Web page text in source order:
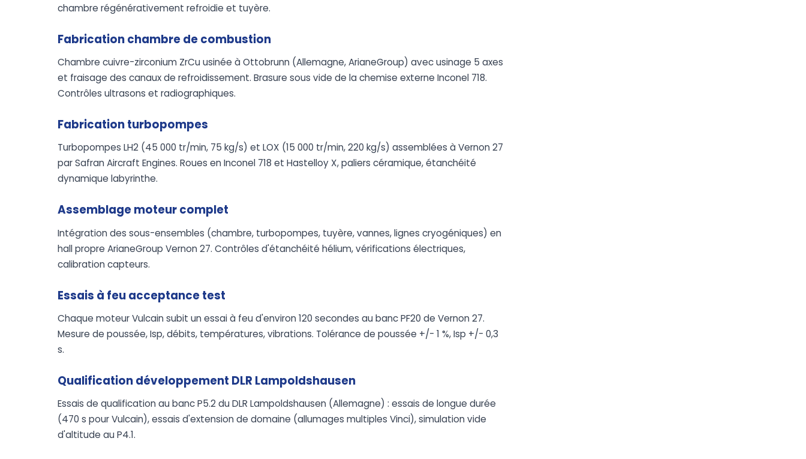
chambre régénérativement refroidie et tuyère.
Fabrication chambre de combustion
Chambre cuivre-zirconium ZrCu usinée à Ottobrunn (Allemagne, ArianeGroup) avec usinage 5 axes
et fraisage des canaux de refroidissement. Brasure sous vide de la chemise externe Inconel 718.
Contrôles ultrasons et radiographiques.
Fabrication turbopompes
Turbopompes LH2 (45 000 tr/min, 75 kg/s) et LOX (15 000 tr/min, 220 kg/s) assemblées à Vernon 27
par Safran Aircraft Engines. Roues en Inconel 718 et Hastelloy X, paliers céramique, étanchéité
dynamique labyrinthe.
Assemblage moteur complet
Intégration des sous-ensembles (chambre, turbopompes, tuyère, vannes, lignes cryogéniques) en
hall propre ArianeGroup Vernon 27. Contrôles d'étanchéité hélium, vérifications électriques,
calibration capteurs.
Essais à feu acceptance test
Chaque moteur Vulcain subit un essai à feu d'environ 120 secondes au banc PF20 de Vernon 27.
Mesure de poussée, Isp, débits, températures, vibrations. Tolérance de poussée +/- 1 %, Isp +/- 0,3
s.
Qualification développement DLR Lampoldshausen
Essais de qualification au banc P5.2 du DLR Lampoldshausen (Allemagne) : essais de longue durée
(470 s pour Vulcain), essais d'extension de domaine (allumages multiples Vinci), simulation vide
d'altitude au P4.1.